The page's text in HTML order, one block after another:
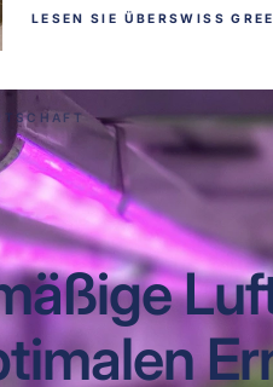
LESEN SIE ÜBERSWISS